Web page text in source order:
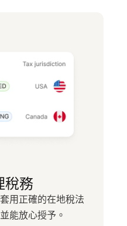
稅務
用正確的在地稅法
能放心授予。